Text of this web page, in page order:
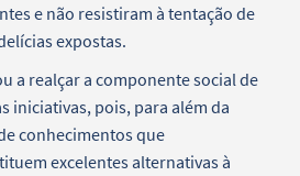
e não resistiram à tentação de
expostas.
a realçar a componente social de
iniciativas, pois, para além da
conhecimentos que
excelentes alternativas à